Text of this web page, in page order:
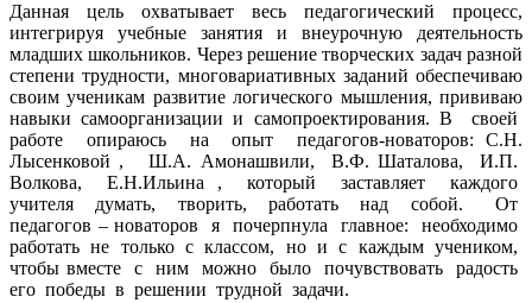
Данная цель охватывает весь педагогический процесс,
интегрируя учебные занятия и внеурочную деятельность
младших школьников. Через решение творческих задач разной
степени трудности, многовариативных заданий обеспечиваю
своим ученикам развитие логического мышления, прививаю
навыки самоорганизации и самопроектирования. В своей
работе опираюсь на опыт педагогов-новаторов: С.Н.
Лысенковой , Ш.А. Амонашвили, В.Ф. Шаталова, И.П.
Волкова, Е.Н.Ильина , который заставляет каждого
учителя думать, творить, работать над собой. От
педагогов – новаторов я почерпнула главное: необходимо
работать не только с классом, но и с каждым учеником,
чтобы вместе с ним можно было почувствовать радость
его победы в решении трудной задачи.